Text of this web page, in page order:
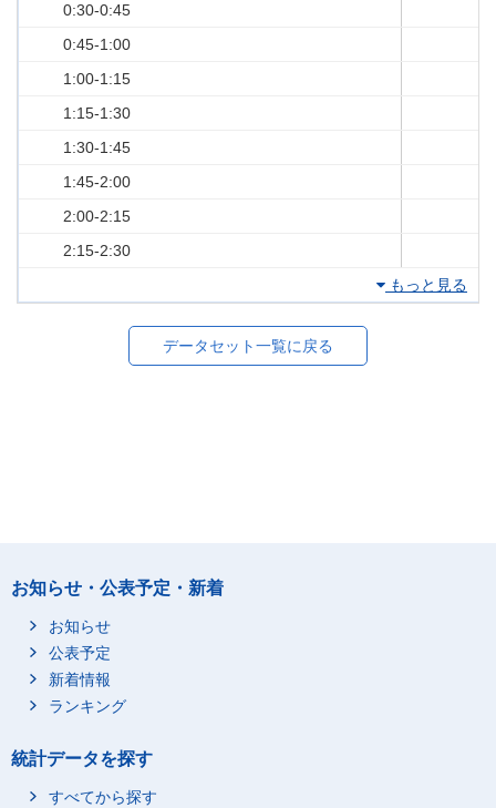
0:30-0:45
0:45-1:00
1:00-1:15
1:15-1:30
1:30-1:45
1:45-2:00
2:00-2:15
2:15-2:30
もっと見る
データセット一覧に戻る
お知らせ・公表予定・新着
お知らせ
公表予定
新着情報
ランキング
統計データを探す
すべてから探す